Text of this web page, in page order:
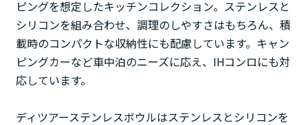
ピングを想定したキッチンコレクション。ステンレスと
シリコンを組み合わせ、調理のしやすさはもちろん、積
載時のコンパクトな収納性にも配慮しています。キャン
ピングカーなど車中泊のニーズに応え、IHコンロにも対
応しています。
ディツアーステンレスボウルはステンレスとシリコンを